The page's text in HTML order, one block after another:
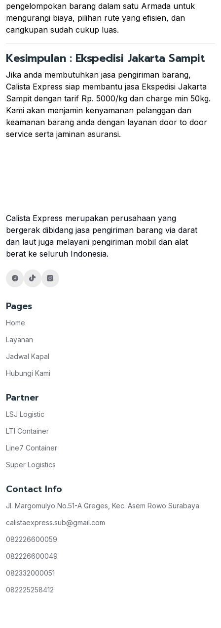
pengelompokan barang dalam satu Armada untuk
mengurangi biaya, pilihan rute yang efisien, dan
cangkupan sudah cukup luas.
Kesimpulan : Ekspedisi Jakarta Sampit
Jika anda membutuhkan jasa pengiriman barang,
Calista Express siap membantu jasa Ekspedisi Jakarta
Sampit dengan tarif Rp. 5000/kg dan charge min 50kg.
Kami akan menjamin kenyamanan pelanggan dan
keamanan barang anda dengan layanan door to door
service serta jaminan asuransi.
Calista Express merupakan perusahaan yang
bergerak dibidang jasa pengiriman barang via darat
dan laut juga melayani pengiriman mobil dan alat
berat ke seluruh Indonesia.
Pages
Home
Layanan
Jadwal Kapal
Hubungi Kami
Partner
LSJ Logistic
LTI Container
Line7 Container
Super Logistics
Contact Info
Jl. Margomulyo No.51-A Greges, Kec. Asem Rowo Surabaya
calistaexpress.sub@gmail.com
082226600059
082226600049
082332000051
082225258412